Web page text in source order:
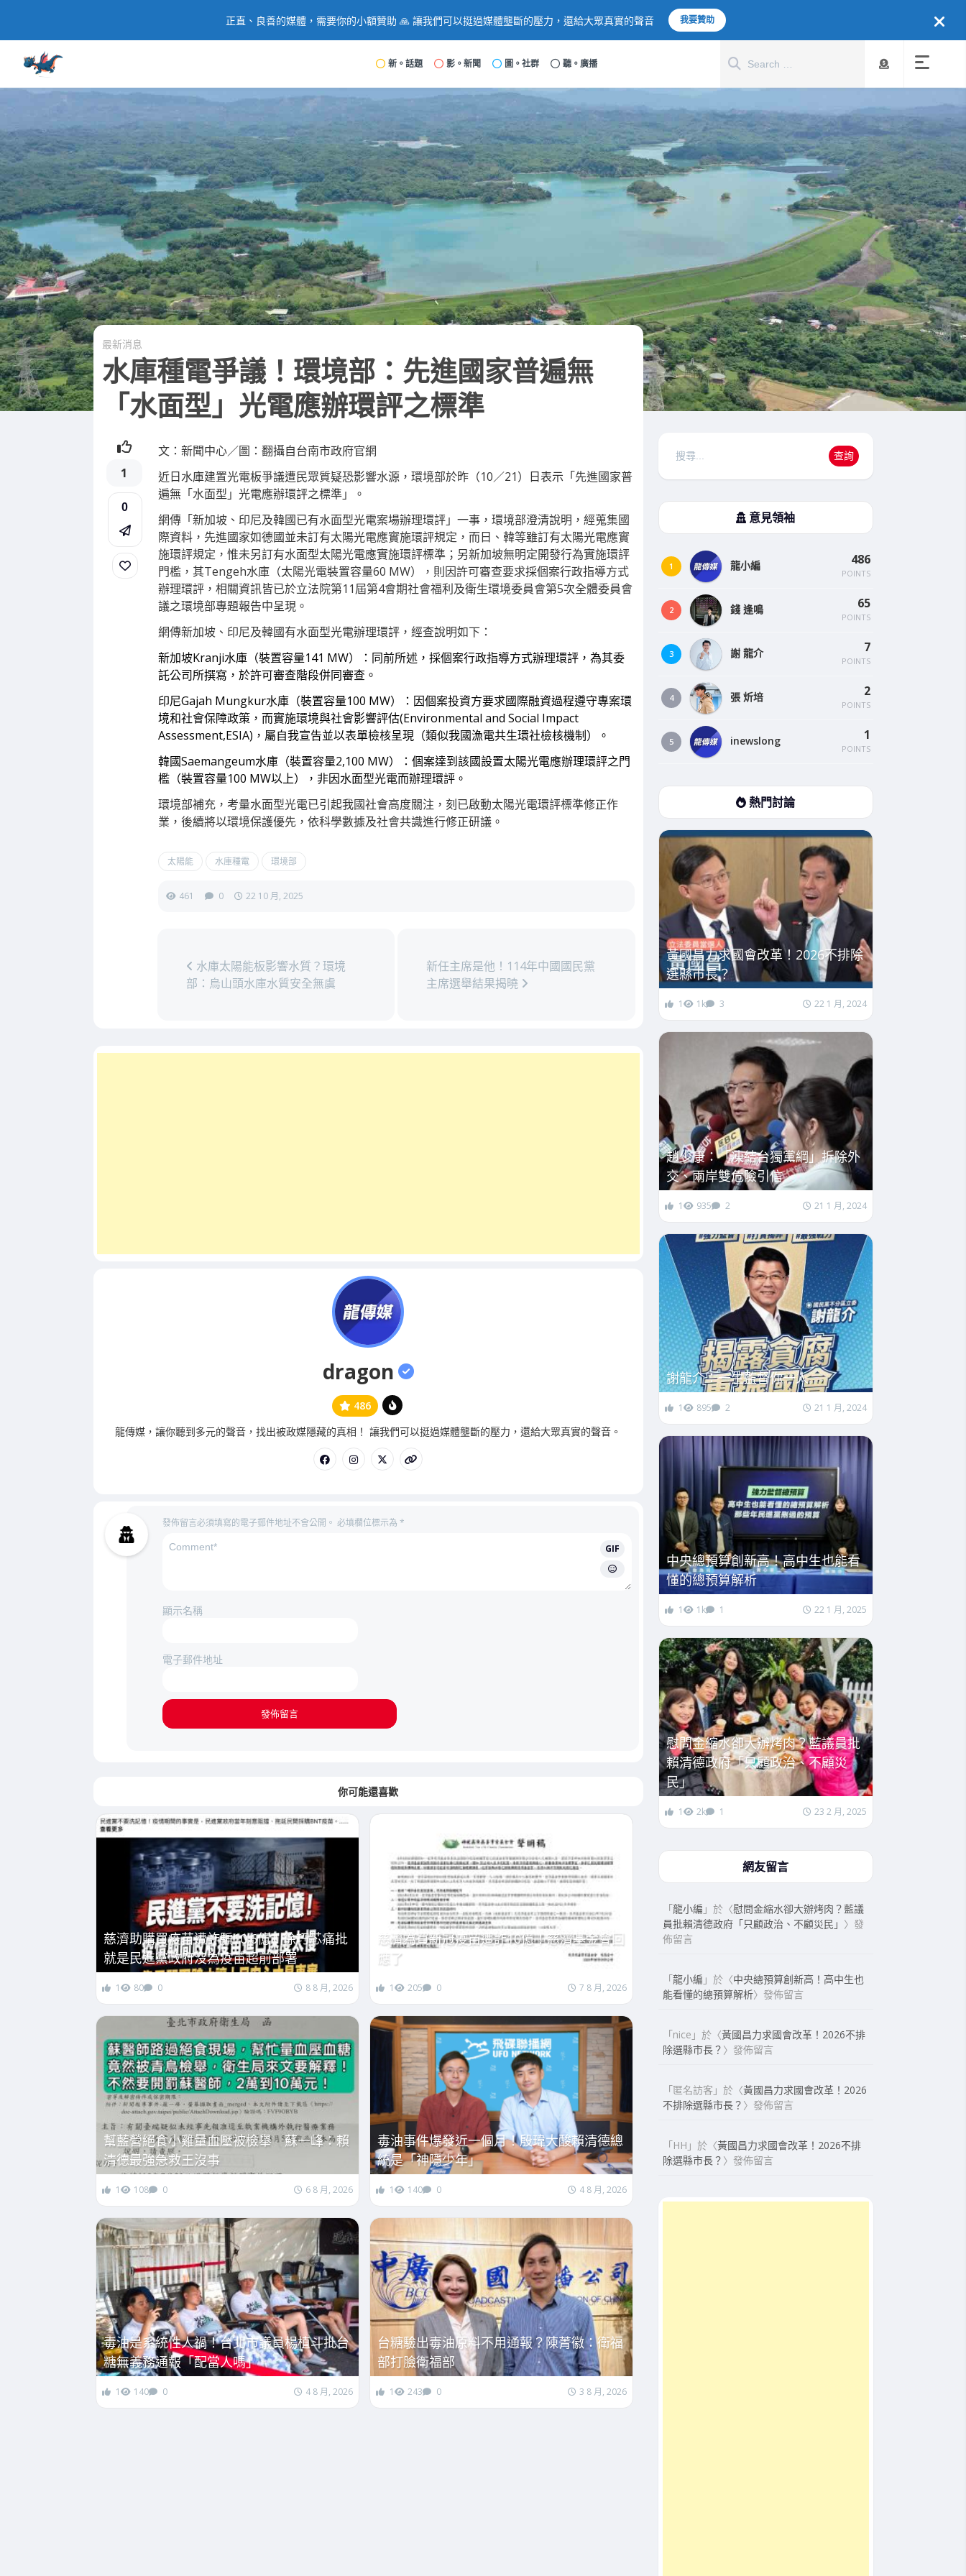
正直、良善的媒體，需要你的小額贊助 🙏 讓我們可以挺過媒體壟斷的壓力，還給大眾真實的聲音 我要贊助
新。話題 影。新聞 圖。社群 聽。廣播
最新消息
水庫種電爭議！環境部：先進國家普遍無
「水面型」光電應辦環評之標準
1
0
文：新聞中心／圖：翻攝自台南市政府官網
近日水庫建置光電板爭議遭民眾質疑恐影響水源，環境部於昨（10／21）日表示「先進國家普
遍無「水面型」光電應辦環評之標準」。
網傳「新加坡、印尼及韓國已有水面型光電案場辦理環評」一事，環境部澄清說明，經蒐集國
際資料，先進國家如德國並未訂有太陽光電應實施環評規定，而日、韓等雖訂有太陽光電應實
施環評規定，惟未另訂有水面型太陽光電應實施環評標準；另新加坡無明定開發行為實施環評
門檻，其Tengeh水庫（太陽光電裝置容量60 MW），則因許可審查要求採個案行政指導方式
辦理環評，相關資訊皆已於立法院第11屆第4會期社會福利及衛生環境委員會第5次全體委員會
議之環境部專題報告中呈現。
網傳新加坡、印尼及韓國有水面型光電辦理環評，經查說明如下：
新加坡Kranji水庫（裝置容量141 MW）
：同前所述，採個案行政指導方式辦理環評，為其委
託公司所撰寫，於許可審查階段併同審查。
印尼Gajah Mungkur水庫（裝置容量100 MW）：因個案投資方要求國際融資過程遵守專案環
境和社會保障政策，而實施環境與社會影響評估(Environmental and Social Impact
Assessment,ESIA)，屬自我宣告並以表單檢核呈現（類似我國漁電共生環社檢核機制）。
韓國Saemangeum水庫（裝置容量2,100 MW）：個案達到該國設置太陽光電應辦理環評之門
檻（裝置容量100 MW以上），非因水面型光電而辦理環評。
環境部補充，考量水面型光電已引起我國社會高度關注，刻已啟動太陽光電環評標準修正作
業，後續將以環境保護優先，依科學數據及社會共識進行修正研議。
太陽能 水庫種電 環境部
461 0 22 10 月, 2025
水庫太陽能板影響水質？環境
部：烏山頭水庫水質安全無虞
新任主席是他！114年中國國民黨
主席選舉結果揭曉
dragon
486
管
員
龍傳媒，讓你聽到多元的聲音，找出被政媒隱藏的真相！ 讓我們可以挺過媒體壟斷的壓力，還給大眾真實的聲音。
發佈留言必須填寫的電子郵件地址不會公開。 必填欄位標示為 *
GIF
顯示名稱
電子郵件地址
你可能還喜歡
慈濟助購買疫苗遭詐騙10.6億！徐巧芯痛批
就是民進黨政府沒為疫苗超前部署
1 80 0 8 8 月, 2026
慈濟為買新冠疫苗遭詐10億！慈濟基金會回
應了
1 205 0 7 8 月, 2026
幫藍營絕食小雞量血壓被檢舉 蘇一峰：賴
清德最強急救王沒事
1 108 0 6 8 月, 2026
毒油事件爆發近一個月！殷瑋大酸賴清德總
統是「神隱少年」
1 140 0 4 8 月, 2026
毒油是系統性人禍！台北市議員楊植斗批台
糖無義務通報「配當人嗎」
1 140 0 4 8 月, 2026
台糖驗出毒油原料不用通報？陳菁徽：衛福
部打臉衛福部
1 243 0 3 8 月, 2026
搜
查詢
意見領袖
1 龍小編 486
POINTS
2 錢 逢鳴 65
POINTS
3 謝 龍介 7
POINTS
4 張 炘培 2
POINTS
5 inewslong 1
POINTS
熱門討論
黃國昌力求國會改革！2026不排除
選縣市長？
1 1k 3 22 1 月, 2024
趙少康：「凍結台獨黨綱」拆除外
交、兩岸雙危險引信
1 935 2 21 1 月, 2024
謝龍介：一生監督你一人
1 895 2 21 1 月, 2024
中央總預算創新高！高中生也能看
懂的總預算解析
1 1k 1 22 1 月, 2025
慰問金縮水卻大辦烤肉？藍議員批
賴清德政府「只顧政治、不顧災
民」
1 2k 1 23 2 月, 2025
網友留言
「龍小編 」於〈慰問金縮水卻大辦烤肉？藍議
員批賴清德政府「只顧政治、不顧災民」 〉發
佈留言
「龍小編 」於〈中央總預算創新高！高中生也
能看懂的總預算解析〉發佈留言
「nice 」於〈黃國昌力求國會改革！2026不排
除選縣市長？ 〉發佈留言
「匿名訪客 」於〈黃國昌力求國會改革！2026
不排除選縣市長？ 〉發佈留言
「HH 」於〈黃國昌力求國會改革！2026不排
除選縣市長？ 〉發佈留言